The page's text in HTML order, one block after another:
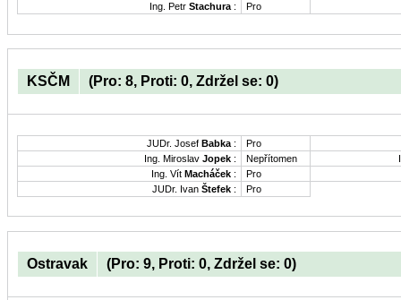
Ing. Petr Stachura: Pro
KSČM (Pro: 8, Proti: 0, Zdržel se: 0)
JUDr. Josef Babka :
Pro
Ing. Miroslav Jopek : Nepřítomen
Ing. Vít Macháček :
Pro
JUDr. Ivan Štefek : Pro
Ostravak (Pro: 9, Proti: 0, Zdržel se: 0)